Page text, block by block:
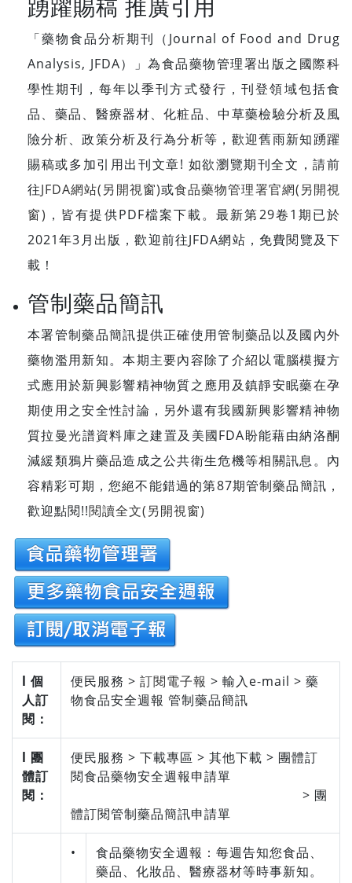
踴躍賜稿 推廣引用
「藥物食品分析期刊（Journal of Food and Drug
Analysis, JFDA）」為食品藥物管理署出版之國際科
學性期刊，每年以季刊方式發行，刊登領域包括食
品、藥品、醫療器材、化粧品、中草藥檢驗分析及風
險分析、政策分析及行為分析等，歡迎舊雨新知踴躍
賜稿或多加引用出刊文章! 如欲瀏覽期刊全文，請前
往JFDA網站(另開視窗)或食品藥物管理署官網(另開視
窗) ，皆有提供PDF檔案下載。最新第29卷1期已於
2021年3月出版，歡迎前往JFDA網站，免費閱覽及下
載！
管制藥品簡訊
本署管制藥品簡訊提供正確使用管制藥品以及國內外
藥物濫用新知。本期主要內容除了介紹以電腦模擬方
式應用於新興影響精神物質之應用及鎮靜安眠藥在孕
期使用之安全性討論，另外還有我國新興影響精神物
質拉曼光譜資料庫之建置及美國FDA盼能藉由納洛酮
減緩類鴉片藥品造成之公共衛生危機等相關訊息。內
容精彩可期，您絕不能錯過的第87期管制藥品簡訊，
歡迎點閱!!閱讀全文(另開視窗)
l 個
人訂
閱：
便民服務 > 訂閱電子報 > 輸入e-mail > 藥
物食品安全週報 管制藥品簡訊
l 團
體訂
閱：
便民服務 > 下載專區 > 其他下載 > 團體訂
閱食品藥物安全週報申請單
> 團
體訂閱管制藥品簡訊申請單
•
食品藥物安全週報：每週告知您食品、
藥品、化妝品、醫療器材等時事新知。